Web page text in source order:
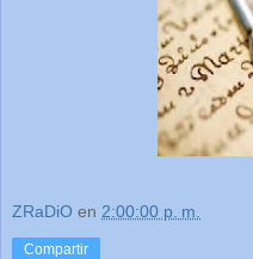
ZRaDiO en 2:00:00 p. m.
Compartir